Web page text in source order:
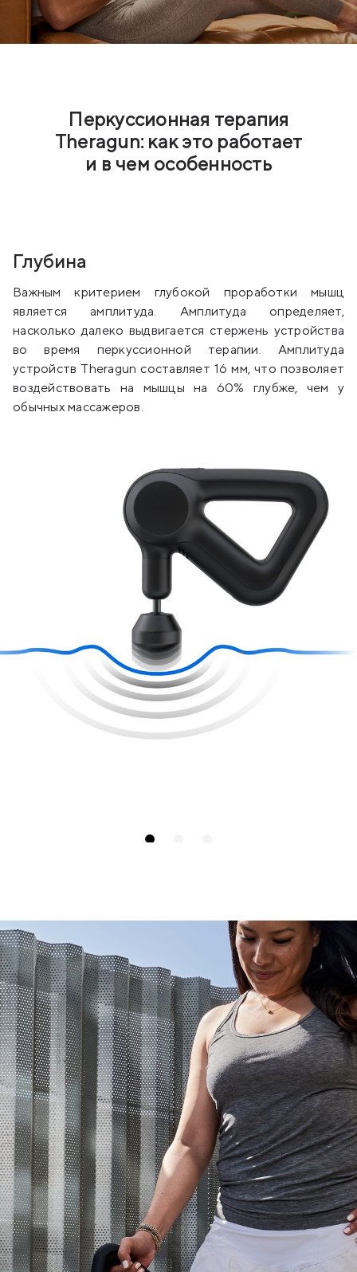
Перкуссионная терапия
Theragun: как это работает
и в чем особенность
Глубина
Важным критерием глубокой проработки мышц
является амплитуда. Амплитуда определяет,
насколько далеко выдвигается стержень устройства
во время перкуссионной терапии. Амплитуда
устройств Theragun составляет 16 мм, что позволяет
воздействовать на мышцы на 60% глубже, чем у
обычных массажеров.